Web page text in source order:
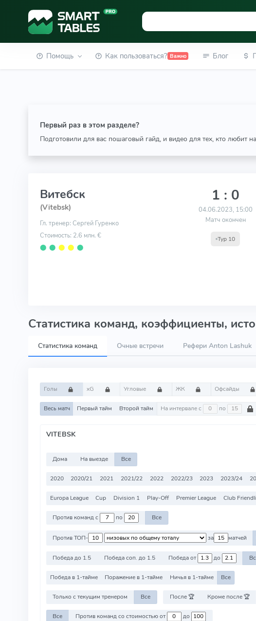
Помощь Как пользоваться? Важно Блог
Первый раз в этом разделе?
Подготовили для вас пошаговый гайд, и видео для тех, кто любит
Витебск
(Vitebsk)
Гл. тренер: Сергей Гуренко
Стоимость: 2.6 млн. €
⬤ ⬤ ⬤ ⬤ ⬤
1 : 0
04.06.2023, 15:00
Матч окончен
Тур 10
Статистика команд, коэффициенты,
Статистика команд Очные встречи Рефери Anton Lashuk
Голы xG Угловые ЖК Офсайды
Весь матч Первый тайм Второй тайм На интервале с по
VITEBSK
Дома На выезде Все
2020 2020/21 2021 2021/22 2022 2022/23 2023 2023/24
Europa League Cup Division 1 Play-Off Premier League Club
Против команд с по Все
Против ТОП- за матчей
Победа до 1.5 Победа соп. до 1.5 Победа от до
Победа в 1-тайме Поражение в 1-тайме Ничья в 1-тайме Все
Только с текущим тренером Все После 🏆 Кроме после 🏆
Все Против команд со стоимостью от до